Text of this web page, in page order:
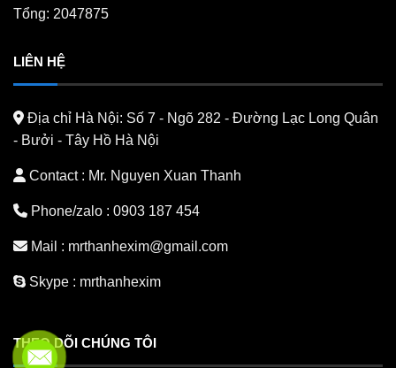
Tổng: 2047875
LIÊN HỆ
Địa chỉ Hà Nội: Số 7 - Ngõ 282 - Đường Lạc Long Quân
- Bưởi - Tây Hồ Hà Nội
Contact : Mr. Nguyen Xuan Thanh
Phone/zalo : 0903 187 454
Mail : mrthanhexim@gmail.com
Skype : mrthanhexim
THEO DÕI CHÚNG TÔI